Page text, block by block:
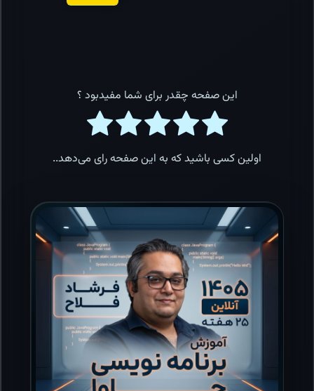
این صفحه چقدر برای شما مفیدبود ؟
اولین کسی باشید که به این صفحه رای می‌دهد..